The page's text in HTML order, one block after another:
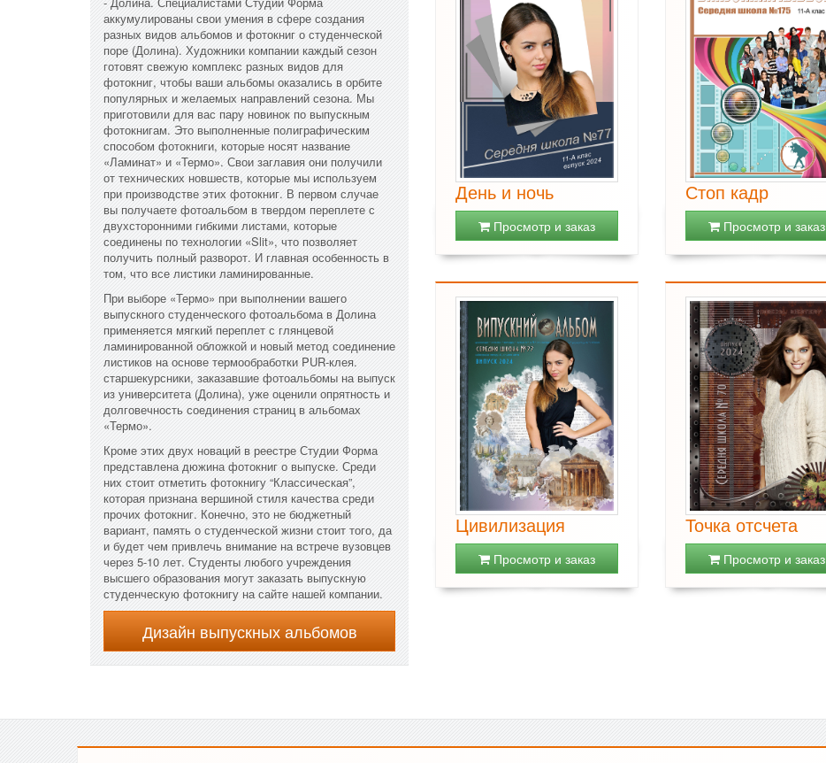
аккумулированы свои умения в сфере создания
разных видов альбомов и фотокниг о студенческой
поре (Долина). Художники компании каждый сезон
готовят свежую комплекс разных видов для
фотокниг, чтобы ваши альбомы оказались в орбите
популярных и желаемых направлений сезона. Мы
приготовили для вас пару новинок по выпускным
фотокнигам. Это выполненные полиграфическим
способом фотокниги, которые носят название
«Ламинат» и «Термо». Свои заглавия они получили
от технических новшеств, которые мы используем
при производстве этих фотокниг. В первом случае
вы получаете фотоальбом в твердом переплете с
двухсторонними гибкими листами, которые
соединены по технологии «Slit», что позволяет
получить полный разворот. И главная особенность в
том, что все листики ламинированные.
При выборе «Термо» при выполнении вашего
выпускного студенческого фотоальбома в Долина
применяется мягкий переплет с глянцевой
ламинированной обложкой и новый метод соединение
листиков на основе термообработки PUR-клея.
старшекурсники, заказавшие фотоальбомы на выпуск
из университета (Долина), уже оценили опрятность и
долговечность соединения страниц в альбомах
«Термо».
Кроме этих двух новаций в реестре Студии Форма
представлена дюжина фотокниг о выпуске. Среди
них стоит отметить фотокнигу “Классическая”,
которая признана вершиной стиля качества среди
прочих фотокниг. Конечно, это не бюджетный
вариант, память о студенческой жизни стоит того, да
и будет чем привлечь внимание на встрече вузовцев
через 5-10 лет. Студенты любого учреждения
высшего образования могут заказать выпускную
студенческую фотокнигу на сайте нашей компании.
Дизайн выпускных альбомов
День и ночь
Просмотр и заказ
Стоп кадр
Просмотр и заказ
Цивилизация
Просмотр и заказ
Точка отсчета
Просмотр и заказ